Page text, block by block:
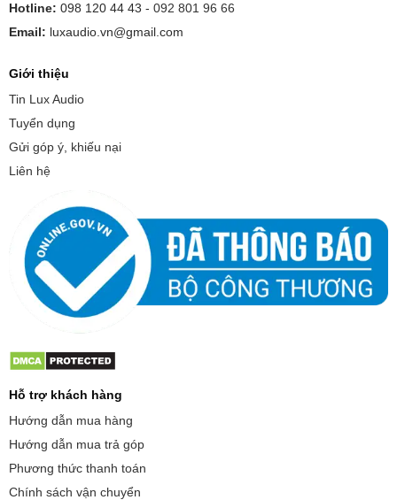
Hotline: 098 120 44 43 - 092 801 96 66
Email: luxaudio.vn@gmail.com
Giới thiệu
Tin Lux Audio
Tuyển dụng
Gửi góp ý, khiếu nại
Liên hệ
Hỗ trợ khách hàng
Hướng dẫn mua hàng
Hướng dẫn mua trả góp
Phương thức thanh toán
Chính sách vận chuyển